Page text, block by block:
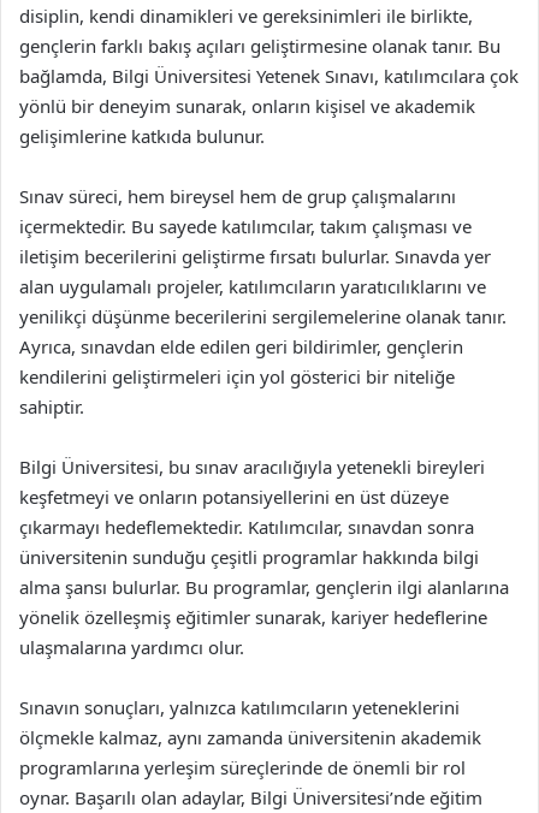
disiplin, kendi dinamikleri ve gereksinimleri ile birlikte,
gençlerin farklı bakış açıları geliştirmesine olanak tanır. Bu
bağlamda, Bilgi Üniversitesi Yetenek Sınavı, katılımcılara çok
yönlü bir deneyim sunarak, onların kişisel ve akademik
gelişimlerine katkıda bulunur.
Sınav süreci, hem bireysel hem de grup çalışmalarını
içermektedir. Bu sayede katılımcılar, takım çalışması ve
iletişim becerilerini geliştirme fırsatı bulurlar. Sınavda yer
alan uygulamalı projeler, katılımcıların yaratıcılıklarını ve
yenilikçi düşünme becerilerini sergilemelerine olanak tanır.
Ayrıca, sınavdan elde edilen geri bildirimler, gençlerin
kendilerini geliştirmeleri için yol gösterici bir niteliğe
sahiptir.
Bilgi Üniversitesi, bu sınav aracılığıyla yetenekli bireyleri
keşfetmeyi ve onların potansiyellerini en üst düzeye
çıkarmayı hedeflemektedir. Katılımcılar, sınavdan sonra
üniversitenin sunduğu çeşitli programlar hakkında bilgi
alma şansı bulurlar. Bu programlar, gençlerin ilgi alanlarına
yönelik özelleşmiş eğitimler sunarak, kariyer hedeflerine
ulaşmalarına yardımcı olur.
Sınavın sonuçları, yalnızca katılımcıların yeteneklerini
ölçmekle kalmaz, aynı zamanda üniversitenin akademik
programlarına yerleşim süreçlerinde de önemli bir rol
oynar. Başarılı olan adaylar, Bilgi Üniversitesi’nde eğitim